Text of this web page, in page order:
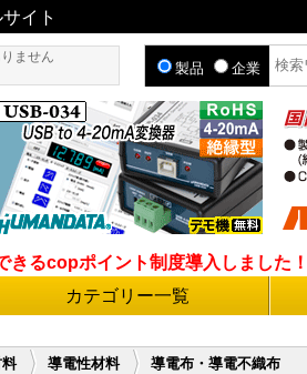
イト
ません
製品 企業
きるcopポイント制度導入しまし
カテゴリー一覧
導電性材料 導電布・導電不織布